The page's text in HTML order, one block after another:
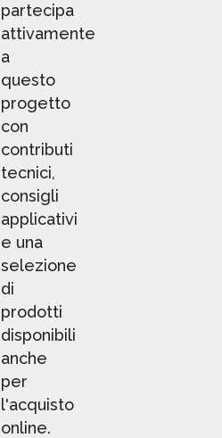
partecipa
attivamente
a
questo
progetto
con
contributi
tecnici,
consigli
applicativi
e una
selezione
di
prodotti
disponibili
anche
per
l'acquisto
online.